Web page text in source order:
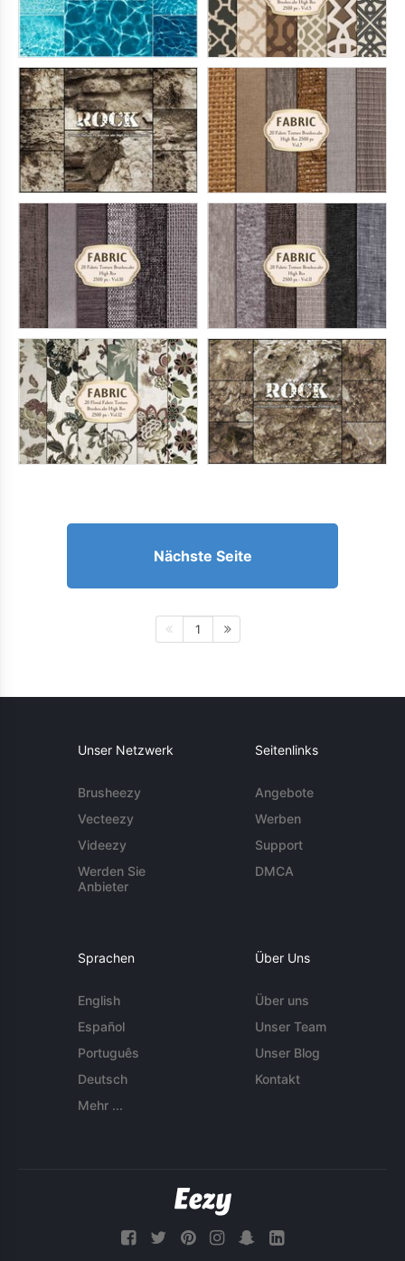
Nächste Seite
1
Unser Netzwerk
Brusheezy
Vecteezy
Videezy
Werden Sie
Anbieter
Seitenlinks
Angebote
Werben
Support
DMCA
Sprachen
English
Español
Português
Deutsch
Mehr ...
Über Uns
Über uns
Unser Team
Unser Blog
Kontakt